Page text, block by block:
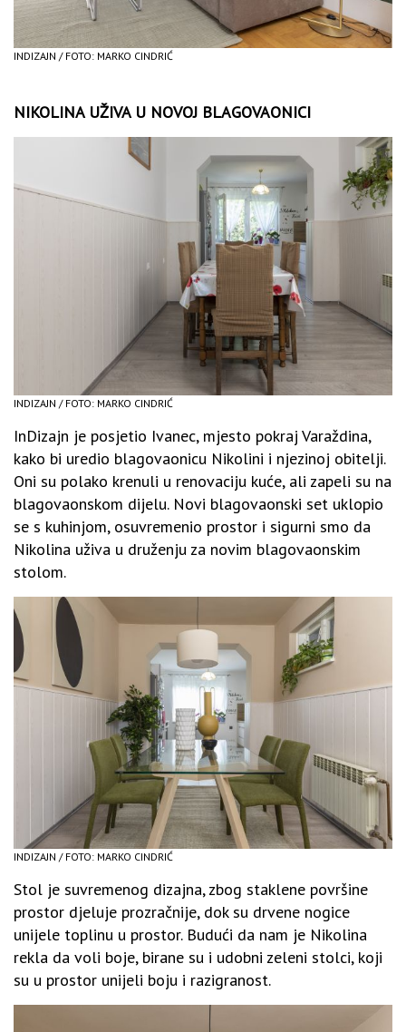
INDIZAJN / FOTO: MARKO CINDRIĆ
NIKOLINA UŽIVA U NOVOJ BLAGOVAONICI
INDIZAJN / FOTO: MARKO CINDRIĆ
InDizajn je posjetio Ivanec, mjesto pokraj Varaždina,
kako bi uredio blagovaonicu Nikolini i njezinoj obitelji.
Oni su polako krenuli u renovaciju kuće, ali zapeli su na
blagovaonskom dijelu. Novi blagovaonski set uklopio
se s kuhinjom, osuvremenio prostor i sigurni smo da
Nikolina uživa u druženju za novim blagovaonskim
stolom.
INDIZAJN / FOTO: MARKO CINDRIĆ
Stol je suvremenog dizajna, zbog staklene površine
prostor djeluje prozračnije, dok su drvene nogice
unijele toplinu u prostor. Budući da nam je Nikolina
rekla da voli boje, birane su i udobni zeleni stolci, koji
su u prostor unijeli boju i razigranost.